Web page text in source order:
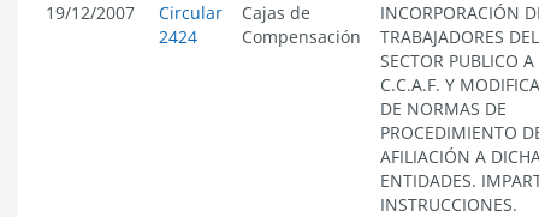
19/12/2007
Circular
2424
Cajas de
Compensación
INCORPORACIÓN
TRABAJADORES DEL
SECTOR PUBLICO A
C.C.A.F. Y
DE NORMAS DE
PROCEDIMIENTO
AFILIACIÓN A
ENTIDADES.
INSTRUCCIONES.